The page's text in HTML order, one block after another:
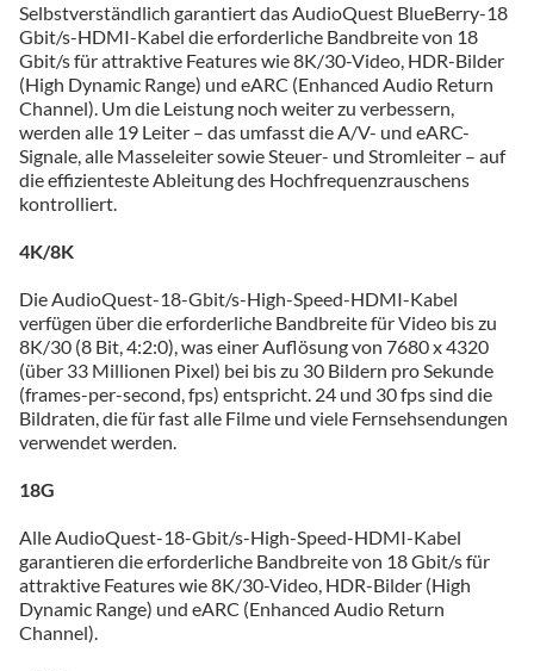
Selbstverständlich garantiert das AudioQuest BlueBerry-18
Gbit/s-HDMI-Kabel die erforderliche Bandbreite von 18
Gbit/s für attraktive Features wie 8K/30-Video, HDR-Bilder
(High Dynamic Range) und eARC (Enhanced Audio Return
Channel). Um die Leistung noch weiter zu verbessern,
werden alle 19 Leiter – das umfasst die A/V- und eARC-
Signale, alle Masseleiter sowie Steuer- und Stromleiter – auf
die effizienteste Ableitung des Hochfrequenzrauschens
kontrolliert.
4K/8K
Die AudioQuest-18-Gbit/s-High-Speed-HDMI-Kabel
verfügen über die erforderliche Bandbreite für Video bis zu
8K/30 (8 Bit, 4:2:0), was einer Auflösung von 7680 x 4320
(über 33 Millionen Pixel) bei bis zu 30 Bildern pro Sekunde
(frames-per-second, fps) entspricht. 24 und 30 fps sind die
Bildraten, die für fast alle Filme und viele Fernsehsendungen
verwendet werden.
18G
Alle AudioQuest-18-Gbit/s-High-Speed-HDMI-Kabel
garantieren die erforderliche Bandbreite von 18 Gbit/s für
attraktive Features wie 8K/30-Video, HDR-Bilder (High
Dynamic Range) und eARC (Enhanced Audio Return
Channel).